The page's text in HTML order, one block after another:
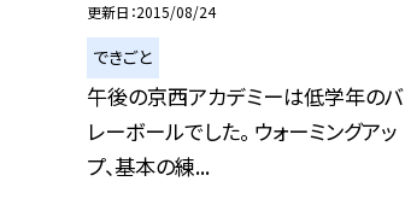
更新日 2015/08/24
できごと
午後の京西アカデミーは低学年のバ
レーボールでした。 ウォーミングアッ
プ、基本の練...